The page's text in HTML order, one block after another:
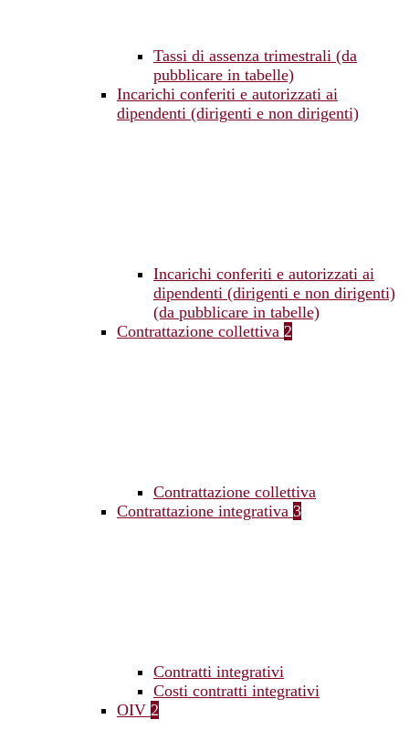
Tassi di assenza trimestrali (da
pubblicare in tabelle)
Incarichi conferiti e autorizzati ai
dipendenti (dirigenti e non dirigenti)
Incarichi conferiti e autorizzati ai
dipendenti (dirigenti e non dirigenti)
(da pubblicare in tabelle)
Contrattazione collettiva 2
Contrattazione collettiva
Contrattazione integrativa 3
Contratti integrativi
Costi contratti integrativi
OIV 2